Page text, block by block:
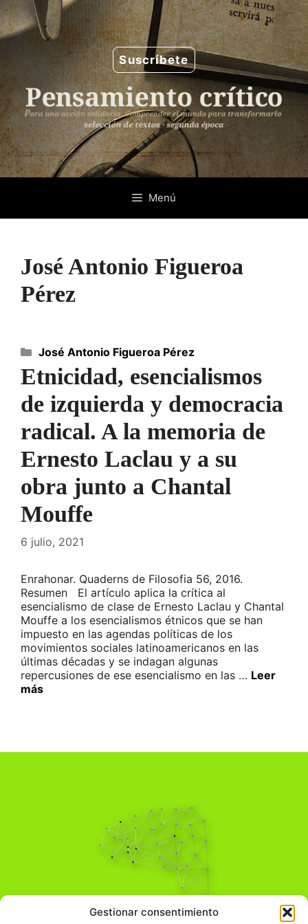
Gestionar consentimiento
Saltar
al
contenido
Suscríbete
Menú
José Antonio Figueroa
Pérez
Etnicidad, esencialismos
de izquierda y democracia
radical. A la memoria de
Ernesto Laclau y a su
obra junto a Chantal
Mouffe
6 julio, 2021
Enrahonar. Quaderns de Filosofia 56, 2016.
Resumen El artículo aplica la crítica al
esencialismo de clase de Ernesto Laclau y Chantal
Mouffe a los esencialismos étnicos que se han
impuesto en las agendas políticas de los
movimientos sociales latinoamericanos en las
últimas décadas y se indagan algunas
repercusiones de ese esencialismo en las … Leer
más
Categorías
José Antonio Figueroa Pérez
Pensamiento Crítico